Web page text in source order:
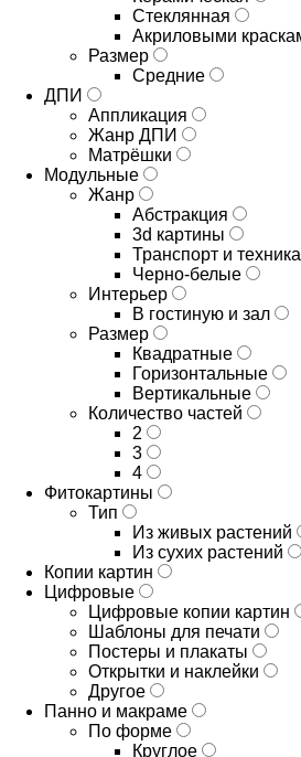
Стеклянная
Акриловыми
Размер
Средние
ДПИ
Аппликация
Жанр ДПИ
Матрёшки
Модульные
Жанр
Абстракция
3d картины
Транспорт и техника
Черно-белые
Интерьер
В гостиную и зал
Размер
Квадратные
Горизонтальные
Вертикальные
Количество частей
2
3
4
Фитокартины
Тип
Из живых растений
Из сухих растений
Копии картин
Цифровые
Цифровые копии картин
Шаблоны для печати
Постеры и плакаты
Открытки и наклейки
Другое
Панно и макраме
По форме
Круглое